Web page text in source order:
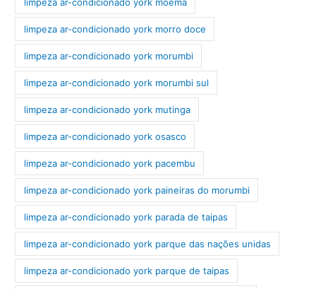
limpeza ar-condicionado york morro doce
limpeza ar-condicionado york morumbi
limpeza ar-condicionado york morumbi sul
limpeza ar-condicionado york mutinga
limpeza ar-condicionado york osasco
limpeza ar-condicionado york pacembu
limpeza ar-condicionado york paineiras do morumbi
limpeza ar-condicionado york parada de taipas
limpeza ar-condicionado york parque das nações unidas
limpeza ar-condicionado york parque de taipas